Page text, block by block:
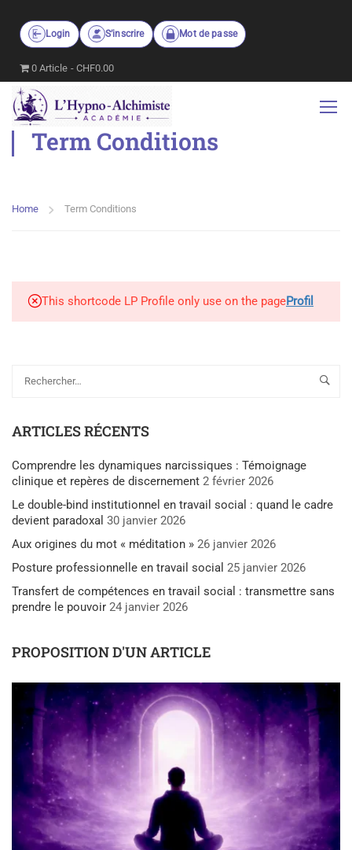
Login S’inscrire Mot de passe
0 Article CHF0.00
Term Conditions
Home Term Conditions
This shortcode LP Profile only use on the pageProfil
ARTICLES RÉCENTS
Comprendre les dynamiques narcissiques : Témoignage
clinique et repères de discernement 2 février 2026
Le double-bind institutionnel en travail social : quand le cadre
devient paradoxal 30 janvier 2026
Aux origines du mot « méditation » 26 janvier 2026
Posture professionnelle en travail social 25 janvier 2026
Transfert de compétences en travail social : transmettre sans
prendre le pouvoir 24 janvier 2026
PROPOSITION D'UN ARTICLE